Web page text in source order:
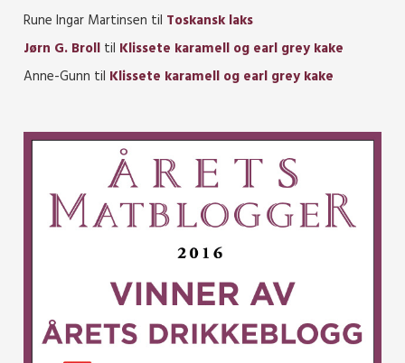
Rune Ingar Martinsen til Toskansk laks
Jørn G. Broll til Klissete karamell og earl grey kake
Anne-Gunn til Klissete karamell og earl grey kake